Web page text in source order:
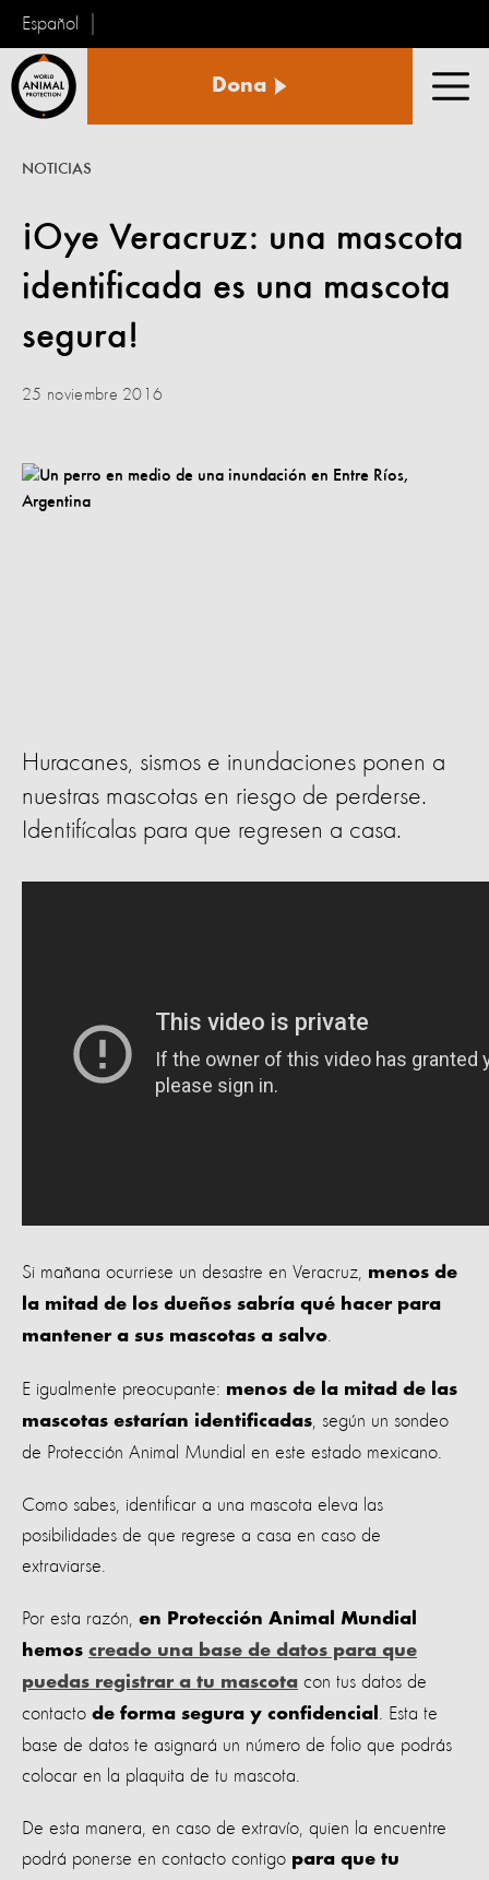
Español
Animal
Dona
¡Oye Veracruz: una mascota
identificada es una mascota
segura!
NOTICIAS
25 noviembre 2016
Huracanes, sismos e inundaciones ponen a
nuestras mascotas en riesgo de perderse.
Identifícalas para que regresen a casa.
Si mañana ocurriese un desastre en Veracruz, menos de
la mitad de los dueños sabría qué hacer para
mantener a sus mascotas a salvo
E igualmente preocupante: menos de la mitad de las
mascotas estarían identificadas , según un sondeo
de Protección Animal Mundial en este estado mexicano.
Como sabes, identificar a una mascota eleva las
posibilidades de que regrese a casa en caso de
extraviarse.
Por esta razón, en Protección Animal Mundial
hemos creado una base de datos para que
puedas registrar a tu mascota con tus datos de
contacto de forma segura y confidencial
. Esta te
base de datos te asignará un número de folio que podrás
colocar en la plaquita de tu mascota.
De esta manera, en caso de extravío, quien la encuentre
podrá ponerse en contacto contigo para que tu